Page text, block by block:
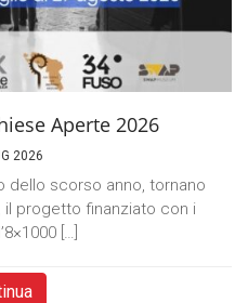
Aperte 2026
2026
dello scorso anno, tornano
il progetto finanziato con i
[…]